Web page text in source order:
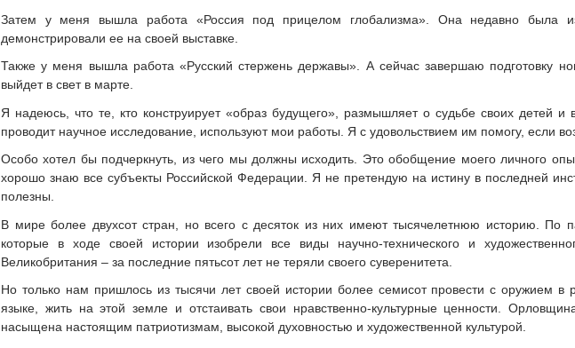
Затем у меня вышла работа «Россия под прицелом глобализма». Она недавно была
демонстрировали ее на своей выставке.
Также у меня вышла работа «Русский стержень державы». А сейчас завершаю подготовку
выйдет в свет в марте.
Я надеюсь, что те, кто конструирует «образ будущего», размышляет о судьбе своих детей и
проводит научное исследование, используют мои работы. Я с удовольствием им помогу, если
Особо хотел бы подчеркнуть, из чего мы должны исходить. Это обобщение моего личного
хорошо знаю все субъекты Российской Федерации. Я не претендую на истину в последней
полезны.
В мире более двухсот стран, но всего с десяток из них имеют тысячелетнюю историю. По
которые в ходе своей истории изобрели все виды научно-технического и
Великобритания – за последние пятьсот лет не теряли своего суверенитета.
Но только нам пришлось из тысячи лет своей истории более семисот провести с оружием
языке, жить на этой земле и отстаивать свои нравственно-культурные ценности.
насыщена настоящим патриотизмам, высокой духовностью и художественной культурой.